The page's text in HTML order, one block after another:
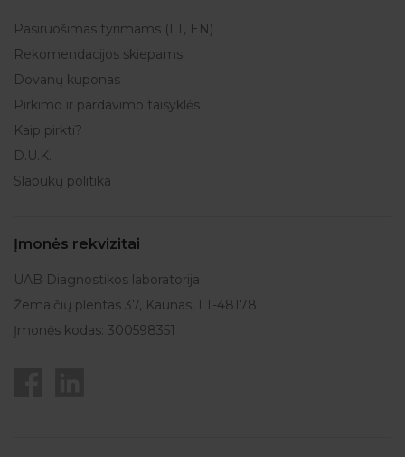
Pasiruošimas tyrimams (LT, EN)
Rekomendacijos skiepams
Dovanų kuponas
Pirkimo ir pardavimo taisyklės
Kaip pirkti?
D.U.K.
Slapukų politika
Įmonės rekvizitai
UAB Diagnostikos laboratorija
Žemaičių plentas 37, Kaunas, LT-48178
Įmonės kodas: 300598351